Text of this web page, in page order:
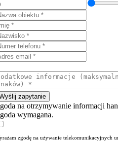
zapytanie
na otrzymywanie informacji
wymagana.
zgodę na używanie telekomunikacyjnych